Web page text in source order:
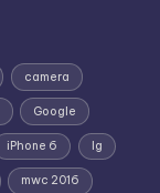
camera
Google
iPhone 6 lg
mwc 2016